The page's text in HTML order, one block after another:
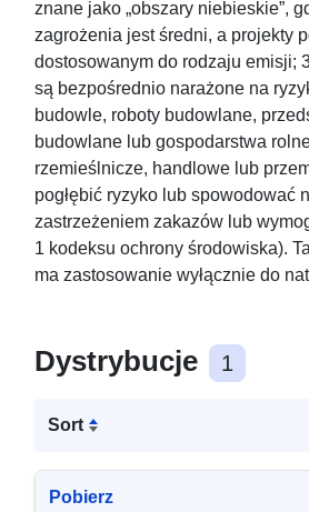
znane jako „obszary niebieskie”,
zagrożenia jest średni, a projekty
dostosowanym do rodzaju emisji;
są bezpośrednio narażone na
budowle, roboty budowlane,
budowlane lub gospodarstwa
rzemieślnicze, handlowe lub
pogłębić ryzyko lub spowodować
zastrzeżeniem zakazów lub
1 kodeksu ochrony środowiska).
ma zastosowanie wyłącznie do
Dystrybucje 1
Sort
Pobierz